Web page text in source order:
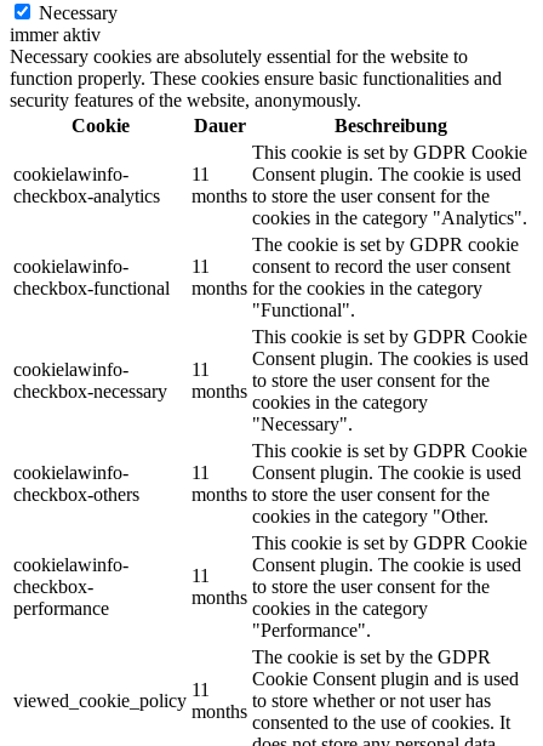
Necessary
immer aktiv
Necessary cookies are absolutely essential for the website to
function properly. These cookies ensure basic functionalities and
security features of the website, anonymously.
Cookie
Dauer Beschreibung
cookielawinfo-
checkbox-analytics
11
months
This cookie is set by GDPR Cookie
Consent plugin. The cookie is used
to store the user consent for the
cookies in the category "Analytics".
cookielawinfo-
checkbox-functional
11
months
The cookie is set by GDPR cookie
consent to record the user consent
for the cookies in the category
"Functional".
cookielawinfo-
checkbox-necessary
11
months
This cookie is set by GDPR Cookie
Consent plugin. The cookies is used
to store the user consent for the
cookies in the category
"Necessary".
cookielawinfo-
checkbox-others
11
months
This cookie is set by GDPR Cookie
Consent plugin. The cookie is used
to store the user consent for the
cookies in the category "Other.
cookielawinfo-
checkbox-
performance
11
months
This cookie is set by GDPR Cookie
Consent plugin. The cookie is used
to store the user consent for the
cookies in the category
"Performance".
viewed_cookie_policy
11
months
The cookie is set by the GDPR
Cookie Consent plugin and is used
to store whether or not user has
consented to the use of cookies. It